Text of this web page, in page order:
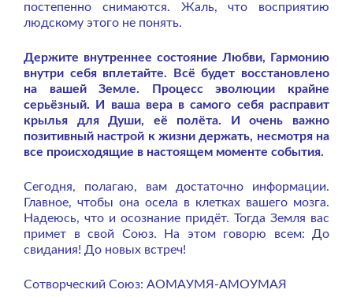
постепенно снимаются. Жаль, что восприятию
людскому этого не понять.
Держите внутреннее состояние Любви, Гармонию
внутри себя вплетайте. Всё будет восстановлено
на вашей Земле. Процесс эволюции крайне
серьёзный. И ваша вера в самого себя расправит
крылья для Души, её полёта. И очень важно
позитивный настрой к жизни держать, несмотря на
все происходящие в настоящем моменте события.
Сегодня, полагаю, вам достаточно информации.
Главное, чтобы она осела в клетках вашего мозга.
Надеюсь, что и осознание придёт. Тогда Земля вас
примет в свой Союз. На этом говорю всем: До
свидания! До новых встреч!
Сотворческий Союз: АОМАУМЯ-АМОУМАЯ